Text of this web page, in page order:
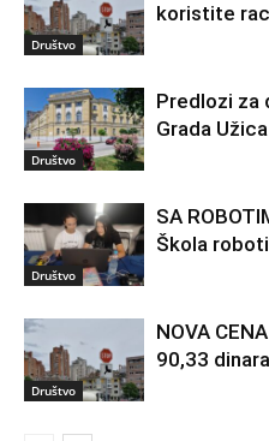
Društvo
koristite
Društvo
Predlozi za
Grada
Društvo
SA
Škola
Društvo
NOVA
90,33 dinara